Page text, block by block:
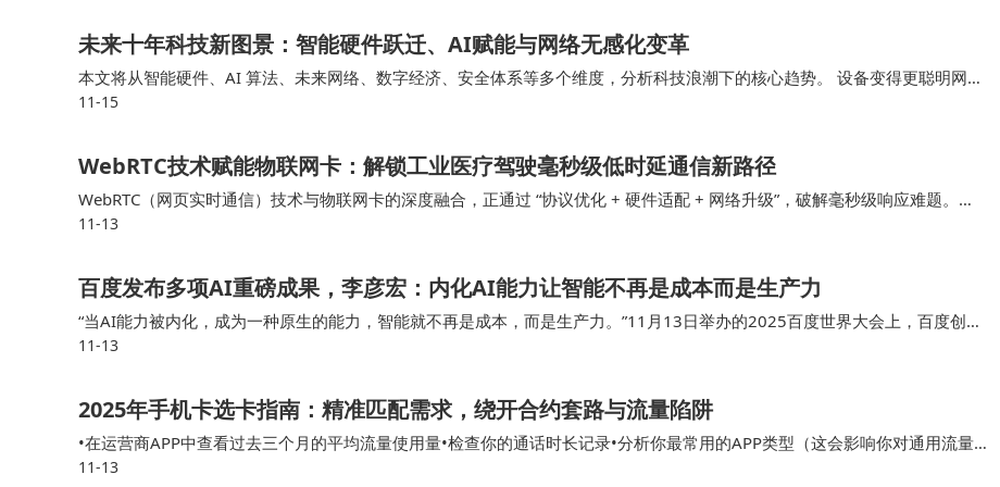
未来十年科技新图景：智能硬件跃迁、AI赋能与网络无感化变革
本文将从智能硬件、AI 算法、未来网络、数字经济、安全体系等多个维度，分析科技浪潮下的核心趋势。 设备变得更聪明网络
变得无形AI 成为能力底座数字经济成为主引擎安全体系成为关键支撑科技不是未来，而是现在正在发…
11-15
WebRTC技术赋能物联网卡：解锁工业医疗驾驶毫秒级低时延通信新路径
WebRTC（网页实时通信）技术与物联网卡的深度融合，正通过 “协议优化 + 硬件适配 + 网络升级”，破解毫秒级响应难题。本
文基于行业实践，解析 WebRTC 技术原理、物联网卡协同路径及场景落地效果，为…
11-13
百度发布多项AI重磅成果，李彦宏：内化AI能力让智能不再是成本而是生产力
“当AI能力被内化，成为一种原生的能力，智能就不再是成本，而是生产力。”11月13日举办的2025百度世界大会上，百度创始
人李彦宏演讲时表示，更应关心如何让AI跟每一项任务有机结合，“让AI成为企业发展和个人成长的
11-13
2025年手机卡选卡指南：精准匹配需求，绕开合约套路与流量陷阱
•在运营商APP中查看过去三个月的平均流量使用量•检查你的通话时长记录•分析你最常用的APP类型（这会影响你对通用流量
和定向流量的需求）有了这些数据，你就能更准确地判断自己需要什么样规模的套餐了。 •典型代…
11-13